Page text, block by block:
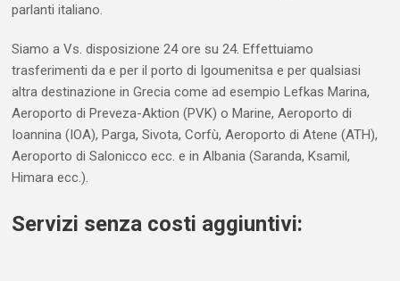
parlanti italiano.
Siamo a Vs. disposizione 24 ore su 24. Effettuiamo
trasferimenti da e per il porto di Igoumenitsa e per qualsiasi
altra destinazione in Grecia come ad esempio Lefkas Marina,
Aeroporto di Preveza-Aktion (PVK) o Marine, Aeroporto di
Ioannina (IOA), Parga, Sivota, Corfù, Aeroporto di Atene (ATH),
Aeroporto di Salonicco ecc. e in Albania (Saranda, Ksamil,
Himara ecc.).
Servizi senza costi aggiuntivi: